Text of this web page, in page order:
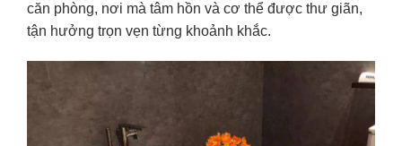
căn phòng, nơi mà tâm hồn và cơ thể được thư giãn,
tận hưởng trọn vẹn từng khoảnh khắc.